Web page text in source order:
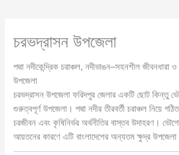
চরভদ্রাসন উপজেলা
পদ্মা নদীকেন্দ্রিক চরাঞ্চল, নদীভাঙন–সহনশীল জীবনধারা
উপজেলা
চরভদ্রাসন উপজেলা ফরিদপুর জেলার একটি ছোট কিন্তু
গুরুত্বপূর্ণ উপজেলা। পদ্মা নদীর তীরবর্তী চরাঞ্চল নিয়ে
চরজীবন এবং কৃষিনির্ভর অর্থনীতির বাস্তব উদাহরণ।
আয়তনের কারণে এটি বাংলাদেশের অন্যতম ক্ষুদ্র উপজেলা